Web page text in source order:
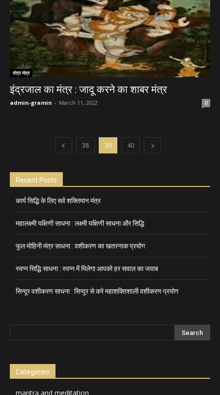
तंत्र मंत्र
इंद्रजाल का मंत्र : जादू करने का शाबर मंत्र
admin-gramin - March 11, 2022 0
38 39 40
Recent Posts
कार्य सिद्धि के लिए सर्व शक्तिमान मंत्र
महालक्ष्मी यक्षिणी साधना : लक्ष्मी यक्षिणी साधना और सिद्धि
फुल मोहिनी मंत्र साधना : वशीकरण का खतरनाक प्रयोग
स्वप्न सिद्धि साधना : स्वप्न में मिलेगा आपको हर सवाल का जवाब
सिन्दूर वशीकरण साधना : सिन्दूर से करे महाशक्तिशाली वशीकरण प्रयोग
Categories
mantra and meditation